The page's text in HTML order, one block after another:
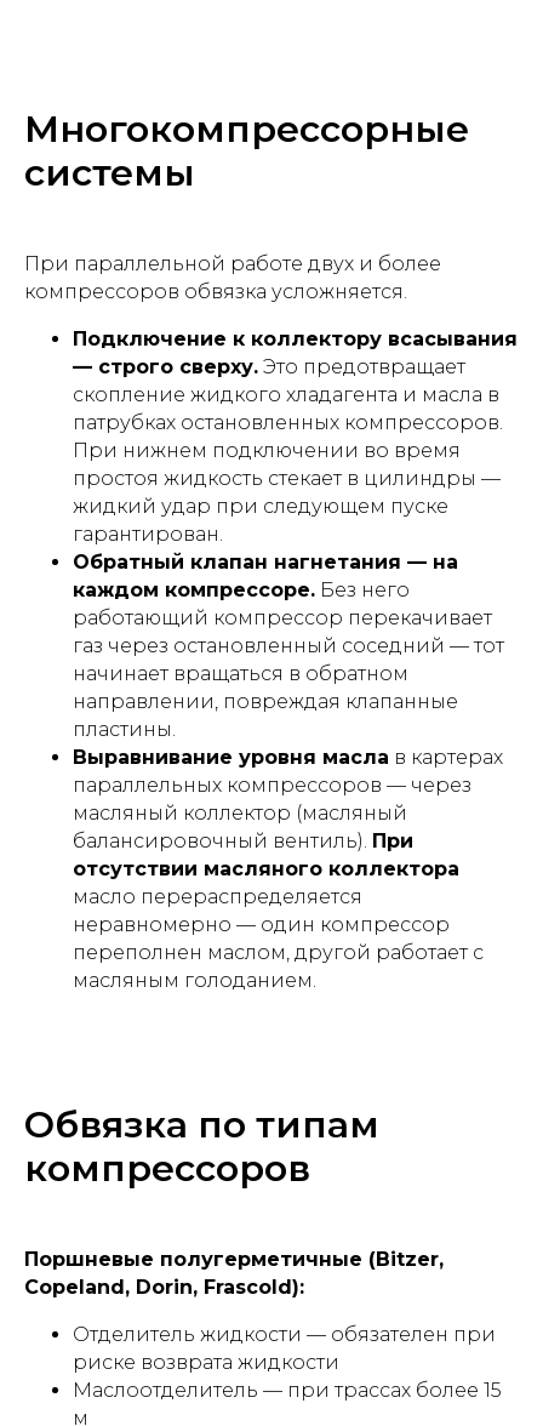
Многокомпрессорные
системы
При параллельной работе двух и более
компрессоров обвязка усложняется.
Подключение к коллектору всасывания
— строго сверху. Это предотвращает
скопление жидкого хладагента и масла в
патрубках остановленных компрессоров.
При нижнем подключении во время
простоя жидкость стекает в цилиндры —
жидкий удар при следующем пуске
гарантирован.
Обратный клапан нагнетания — на
каждом компрессоре. Без него
работающий компрессор перекачивает
газ через остановленный соседний — тот
начинает вращаться в обратном
направлении, повреждая клапанные
пластины.
Выравнивание уровня масла в картерах
параллельных компрессоров — через
масляный коллектор (масляный
балансировочный вентиль). При
отсутствии масляного коллектора
масло перераспределяется
неравномерно — один компрессор
переполнен маслом, другой работает с
масляным голоданием.
Обвязка по типам
компрессоров
Поршневые полугерметичные (Bitzer,
Copeland, Dorin, Frascold):
Отделитель жидкости — обязателен при
риске возврата жидкости
Маслоотделитель — при трассах более 15
м